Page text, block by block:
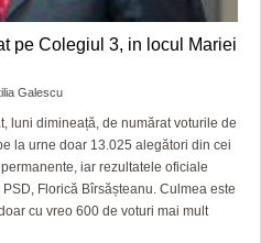
pe Colegiul 3, in locul Mariei
Galescu
luni dimineață, de numărat voturile de
la urne doar 13.025 alegători din cei
iar rezultatele oficiale
Florică Bîrsășteanu. Culmea este
cu vreo 600 de voturi mai mult